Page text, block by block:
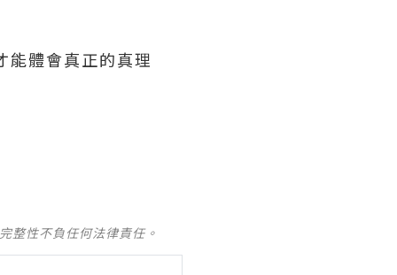
能體會真正的真理
整性不負任何法律責任。